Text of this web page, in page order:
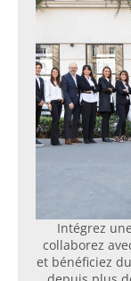
Intégrez
collaborez
et bénéficiez